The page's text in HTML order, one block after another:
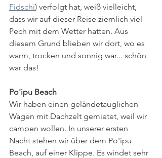
Fidschi) verfolgt hat, weiß vielleicht,
dass wir auf dieser Reise ziemlich viel
Pech mit dem Wetter hatten. Aus
diesem Grund blieben wir dort, wo es
warm, trocken und sonnig war... schön
war das!
Po'ipu Beach
Wir haben einen geländetauglichen
Wagen mit Dachzelt gemietet, weil wir
campen wollen. In unserer ersten
Nacht stehen wir über dem Po'ipu
Beach, auf einer Klippe. Es windet sehr